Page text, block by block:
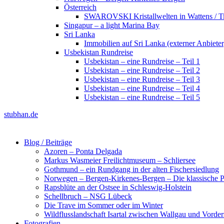
Österreich
SWAROVSKI Kristallwelten in Wattens /
Singapur – a light Marina Bay
Sri Lanka
Immobilien auf Sri Lanka (externer
Usbekistan Rundreise
Usbekistan – eine Rundreise – Teil 1
Usbekistan – eine Rundreise – Teil 2
Usbekistan – eine Rundreise – Teil 3
Usbekistan – eine Rundreise – Teil 4
Usbekistan – eine Rundreise – Teil 5
stubhan.de
Blog / Beiträge
Azoren – Ponta Delgada
Markus Wasmeier Freilichtmuseum – Schliersee
Gothmund – ein Rundgang in der alten Fischersiedlung
Norwegen – Bergen-Kirkenes-Bergen – Die klassische
Rapsblüte an der Ostsee in Schleswig-Holstein
Schellbruch – NSG Lübeck
Die Trave im Sommer oder im Winter
Wildflusslandschaft Isartal zwischen Wallgau und